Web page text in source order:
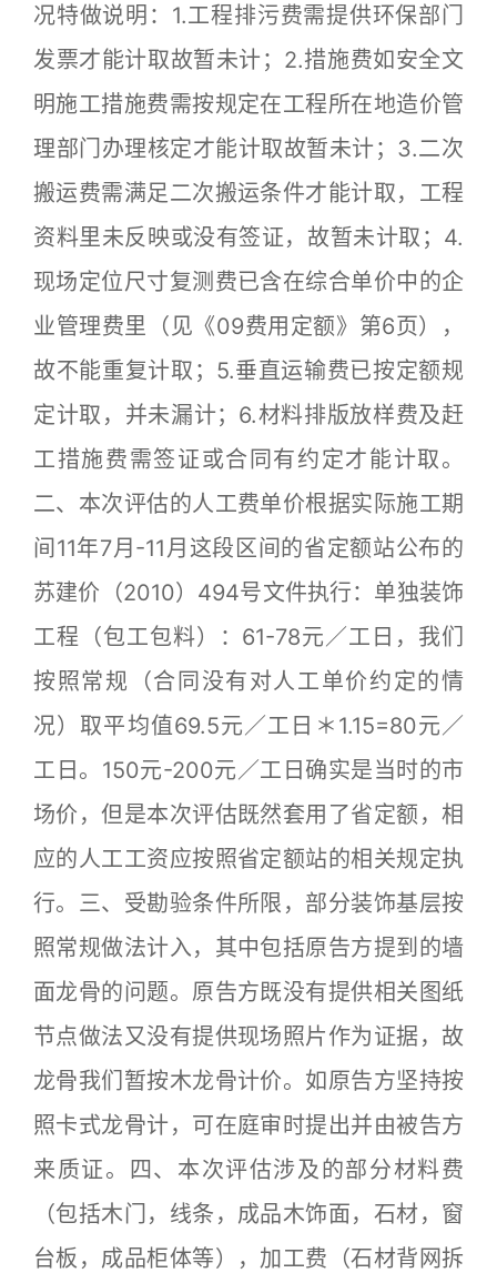
况特做说明：1.工程排污费需提供环保部门
发票才能计取故暂未计；2.措施费如安全文
明施工措施费需按规定在工程所在地造价管
理部门办理核定才能计取故暂未计；3.二次
搬运费需满足二次搬运条件才能计取，工程
资料里未反映或没有签证，故暂未计取；4.
现场定位尺寸复测费已含在综合单价中的企
业管理费里（见《09费用定额》第6页），
故不能重复计取；5.垂直运输费已按定额规
定计取，并未漏计；6.材料排版放样费及赶
工措施费需签证或合同有约定才能计取。
二、本次评估的人工费单价根据实际施工期
间11年7月-11月这段区间的省定额站公布的
苏建价（2010）494号文件执行：单独装饰
工程（包工包料）：61-78元／工日，我们
按照常规（合同没有对人工单价约定的情
况）取平均值69.5元／工日＊1.15=80元／
工日。150元-200元／工日确实是当时的市
场价，但是本次评估既然套用了省定额，相
应的人工工资应按照省定额站的相关规定执
行。三、受勘验条件所限，部分装饰基层按
照常规做法计入，其中包括原告方提到的墙
面龙骨的问题。原告方既没有提供相关图纸
节点做法又没有提供现场照片作为证据，故
龙骨我们暂按木龙骨计价。如原告方坚持按
照卡式龙骨计，可在庭审时提出并由被告方
来质证。四、本次评估涉及的部分材料费
（包括木门，线条，成品木饰面，石材，窗
台板，成品柜体等），加工费（石材背网拆